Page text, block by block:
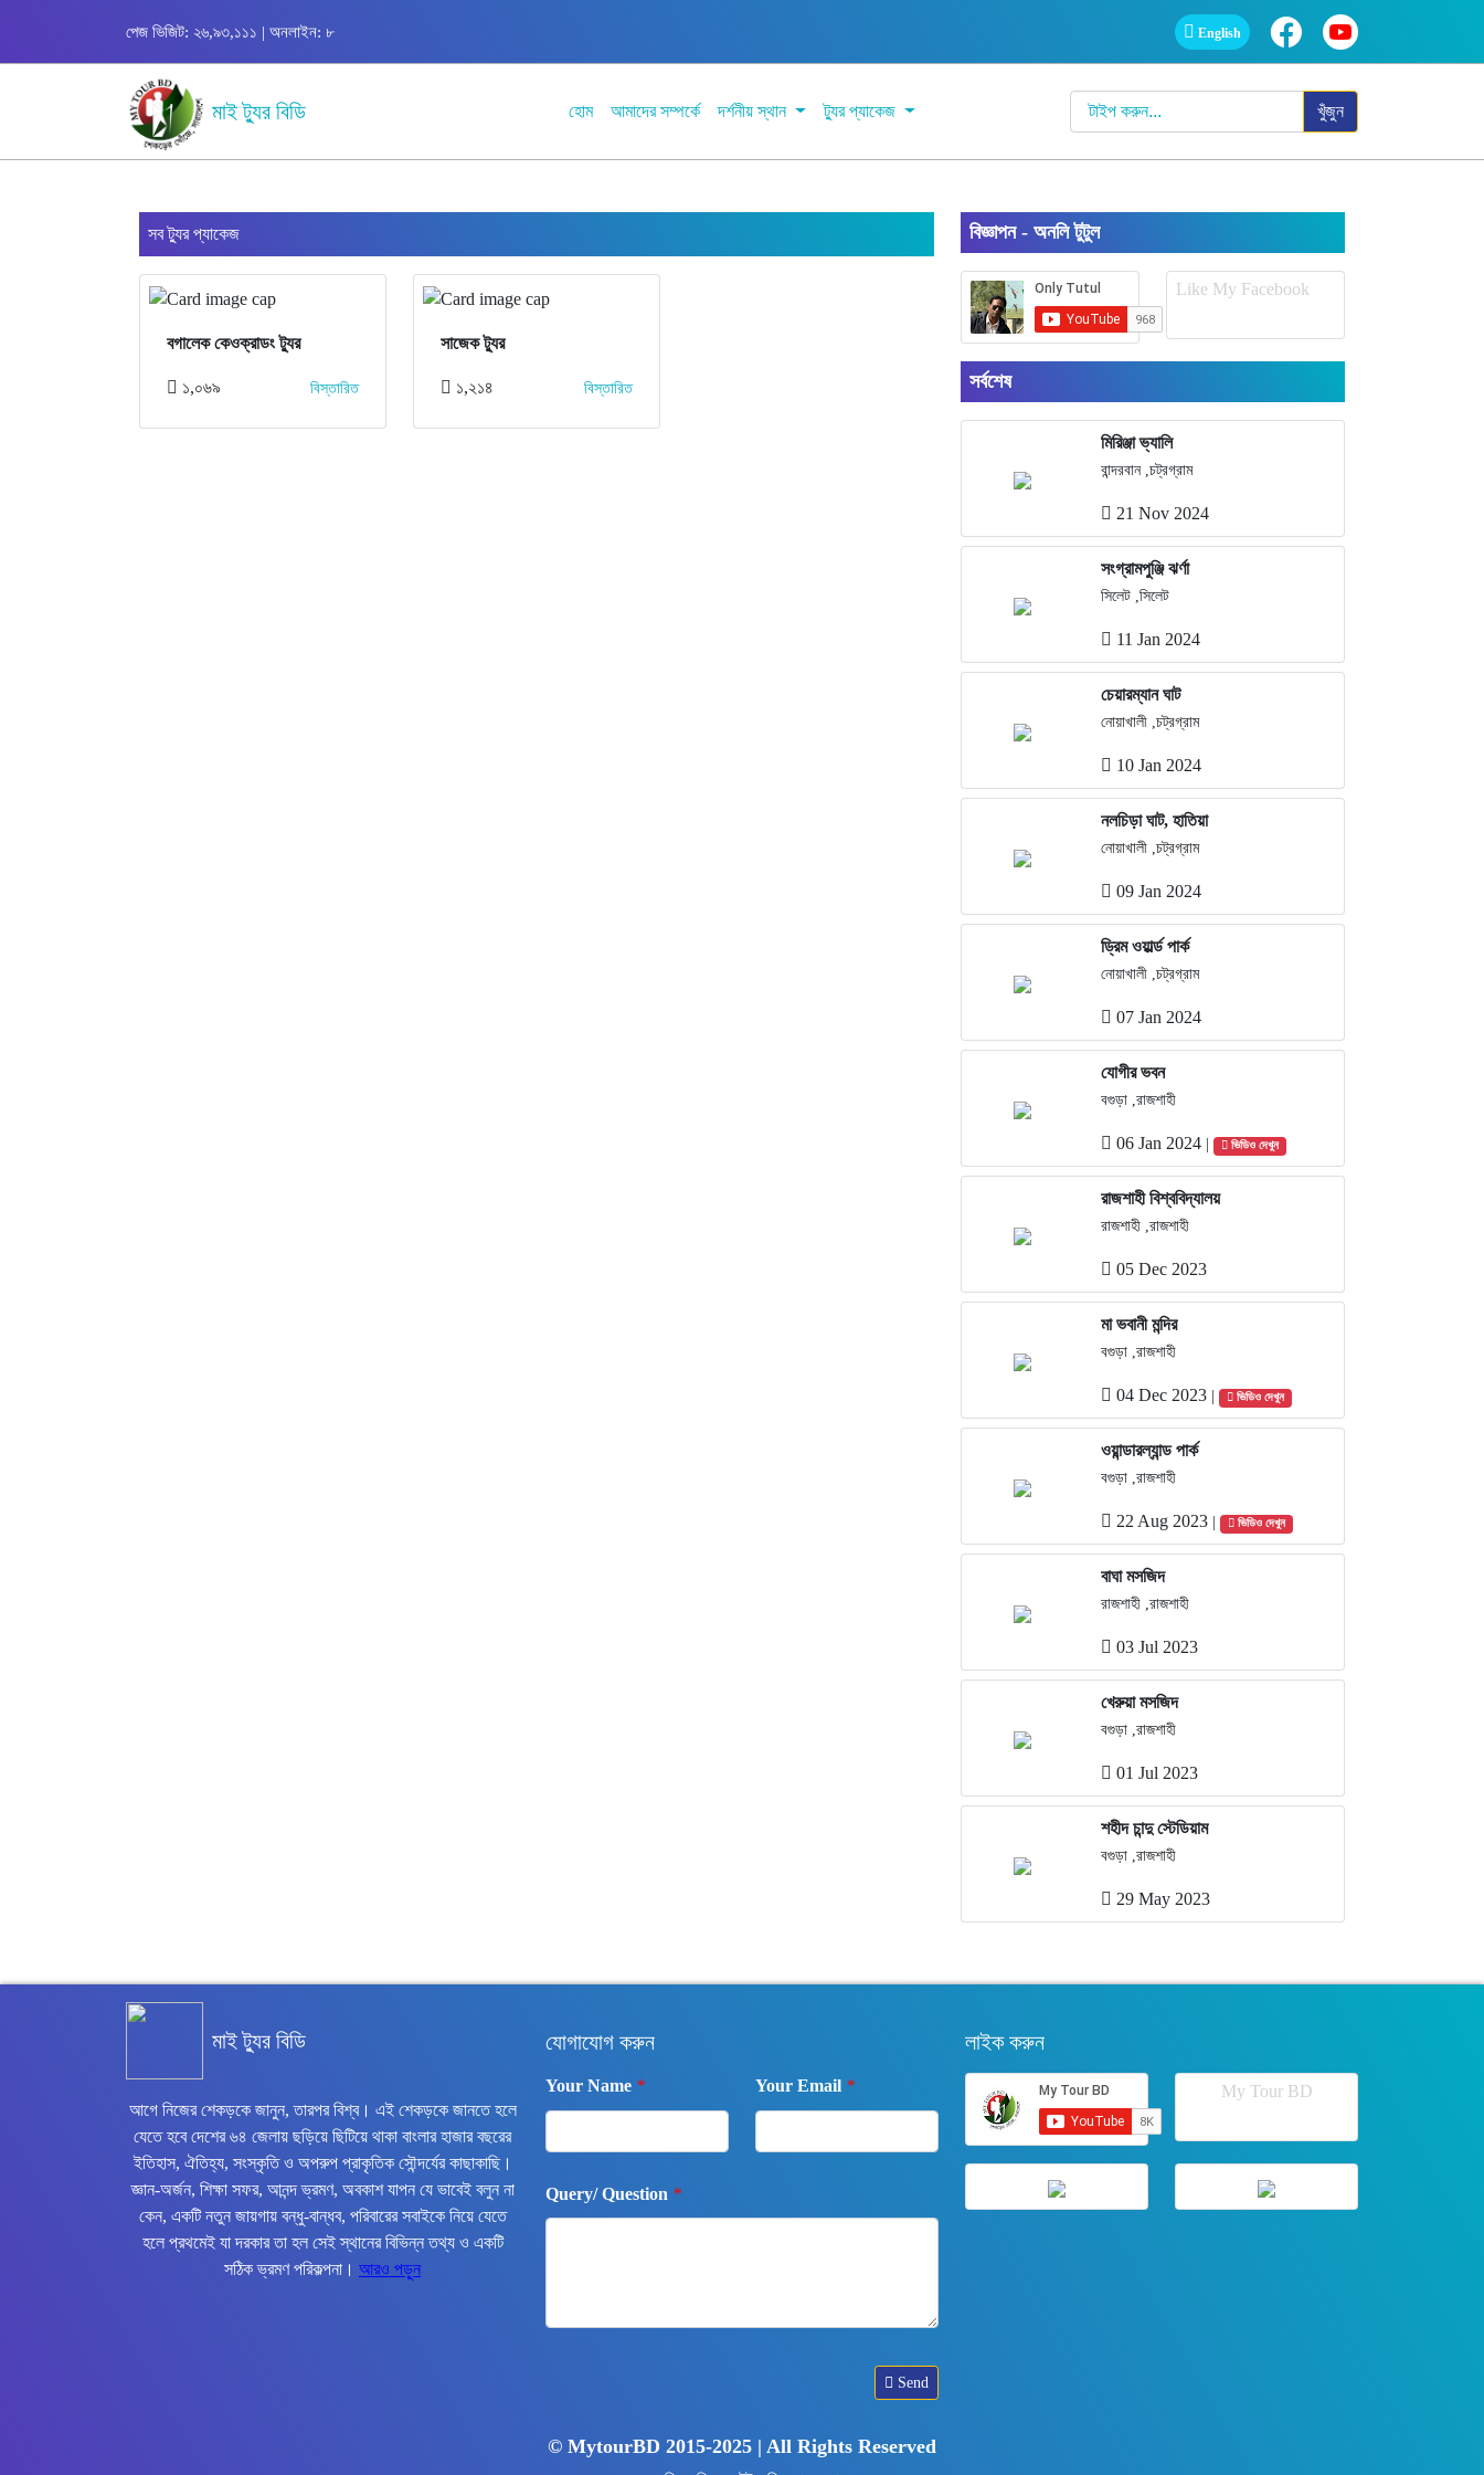
পেজ ভিজিট: ২৬,৯৩,১১১ | অনলাইন: ৮ English
মাই ট্যুর বিডি হোম আমাদের সম্পর্কে দর্শনীয় স্থান ট্যুর প্যাকেজ খুঁজুন
সব ট্যুর প্যাকেজ
বগালেক কেওক্রাডং ট্যুর
১,০৬৯ বিস্তারিত
সাজেক ট্যুর
১,২১৪ বিস্তারিত
বিজ্ঞাপন - অনলি টুটুল
Like My Facebook
সর্বশেষ
মিরিঞ্জা ভ্যালি
বান্দরবান ,চট্রগ্রাম
21 Nov 2024
সংগ্রামপুঞ্জি ঝর্ণা
সিলেট ,সিলেট
11 Jan 2024
চেয়ারম্যান ঘাট
নোয়াখালী ,চট্রগ্রাম
10 Jan 2024
নলচিড়া ঘাট, হাতিয়া
নোয়াখালী ,চট্রগ্রাম
09 Jan 2024
ড্রিম ওয়ার্ল্ড পার্ক
নোয়াখালী ,চট্রগ্রাম
07 Jan 2024
যোগীর ভবন
বগুড়া ,রাজশাহী
06 Jan 2024 ভিডিও দেখুন
রাজশাহী বিশ্ববিদ্যালয়
রাজশাহী ,রাজশাহী
05 Dec 2023
মা ভবানী মন্দির
বগুড়া ,রাজশাহী
04 Dec 2023 ভিডিও দেখুন
ওয়ান্ডারল্যান্ড পার্ক
বগুড়া ,রাজশাহী
22 Aug 2023 ভিডিও দেখুন
বাঘা মসজিদ
রাজশাহী ,রাজশাহী
03 Jul 2023
খেরুয়া মসজিদ
বগুড়া ,রাজশাহী
01 Jul 2023
শহীদ চান্দু স্টেডিয়াম
বগুড়া ,রাজশাহী
29 May 2023
মাই ট্যুর বিডি
আগে নিজের শেকড়কে জানুন, তারপর বিশ্ব। এই শেকড়কে জানতে হলে
যেতে হবে দেশের ৬৪ জেলায় ছড়িয়ে ছিটিয়ে থাকা বাংলার হাজার বছরের
ইতিহাস, ঐতিহ্য, সংস্কৃতি ও অপরুপ প্রাকৃতিক সৌন্দর্যের কাছাকাছি।
জ্ঞান-অর্জন, শিক্ষা সফর, আনন্দ ভ্রমণ, অবকাশ যাপন যে ভাবেই বলুন না
কেন, একটি নতুন জায়গায় বন্ধু-বান্ধব, পরিবারের সবাইকে নিয়ে যেতে
হলে প্রথমেই যা দরকার তা হল সেই স্থানের বিভিন্ন তথ্য ও একটি
সঠিক ভ্রমণ পরিকল্পনা। আরও পড়ুন
যোগাযোগ করুন
Your Name * Your Email *
Query/ Question *
Send
© MytourBD 2015-2025 | All Rights Reserved
লাইক করুন
My Tour BD